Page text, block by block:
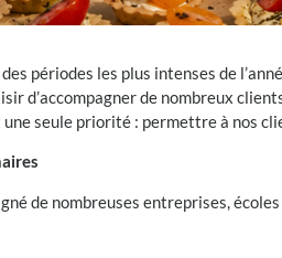
des périodes les plus intenses de
d’accompagner de nombreux
seule priorité : permettre à nos
de nombreuses entreprises,